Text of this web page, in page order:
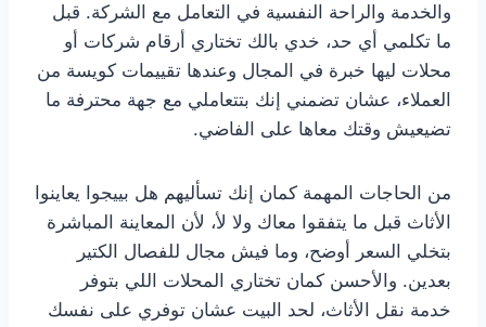
والخدمة والراحة النفسية في التعامل مع الشركة. قبل
ما تكلمي أي حد، خدي بالك تختاري أرقام شركات أو
محلات ليها خبرة في المجال وعندها تقييمات كويسة من
العملاء، عشان تضمني إنك بتتعاملي مع جهة محترفة ما
تضيعيش وقتك معاها على الفاضي.
من الحاجات المهمة كمان إنك تسأليهم هل بييجوا يعاينوا
الأثاث قبل ما يتفقوا معاك ولا لأ، لأن المعاينة المباشرة
بتخلي السعر أوضح، وما فيش مجال للفصال الكتير
بعدين. والأحسن كمان تختاري المحلات اللي بتوفر
خدمة نقل الأثاث، لحد البيت عشان توفري على نفسك